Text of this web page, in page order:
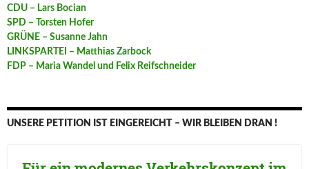
CDU – Lars Bocian
SPD – Torsten Hofer
GRÜNE – Susanne Jahn
LINKSPARTEI – Matthias Zarbock
FDP – Maria Wandel und Felix Reifschneider
UNSERE PETITION IST EINGEREICHT – WIR BLEIBEN DRAN !